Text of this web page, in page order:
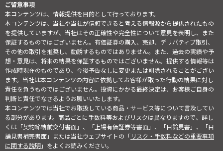
ご留意事項
本コンテンツは、情報提供を目的として行っております。
本コンテンツは、当社や当社が信頼できると考える情報源から提供されたもの
を提供していますが、当社はその正確性や完全性について意見を表明し、また
保証するものではございません。有価証券の購入、売却、デリバティブ取引、
その他の取引を推奨し、勧誘するものではありません。また、過去の実績や予
想・意見は、将来の結果を保証するものではございません。提供する情報等は
作成時現在のものであり、今後予告なしに変更または削除されることがござい
ます。当社は本コンテンツの内容に依拠してお客様が取った行動の結果に対し
責任を負うものではございません。投資にかかる最終決定は、お客様ご自身の
判断と責任でなさるようお願いいたします。
本コンテンツでは当社でお取扱している商品・サービス等について言及してい
る部分があります。商品ごとに手数料等およびリスクは異なりますので、詳し
くは「契約締結前交付書面」、「上場有価証券等書面」、「目論見書」、「目
論見書補完書面」または当社ウェブサイトの「リスク・手数料などの重要事項
に関する説明」をよくお読みください。